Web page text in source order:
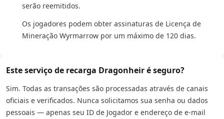
serão reemitidos.
Os jogadores podem obter assinaturas de Licença de
Mineração Wyrmarrow por um máximo de 120 dias.
Este serviço de recarga Dragonheir é seguro?
Sim. Todas as transações são processadas através de canais
oficiais e verificados. Nunca solicitamos sua senha ou dados
pessoais — apenas seu ID de Jogador e endereço de e-mail